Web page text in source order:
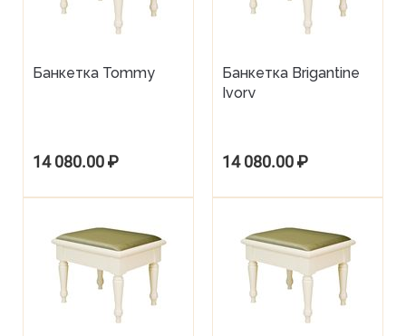
Банкетка Tommy
14 080.00₽
Банкетка Brigantine
Ivory
14 080.00₽